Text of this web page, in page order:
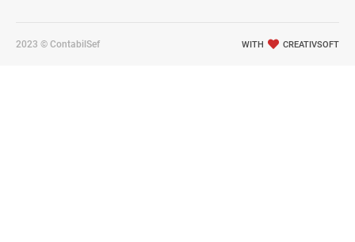
2023 © ContabilSef WITH CREATIVSOFT